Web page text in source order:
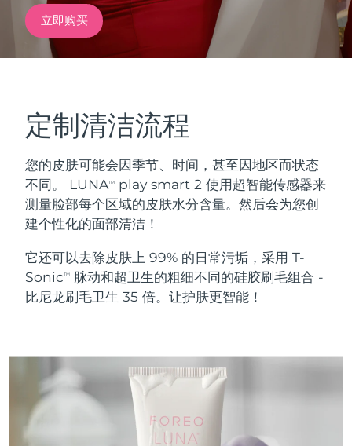
立即购买
定制清洁流程
您的皮肤可能会因季节、时间，甚至因地区而状态
不同。 LUNATM
play smart 2 使用超智能传感器来
测量脸部每个区域的皮肤水分含量。然后会为您创
建个性化的面部清洁！
它还可以去除皮肤上 99% 的日常污垢，采用 T-
SonicTM
脉动和超卫生的粗细不同的硅胶刷毛组合 -
比尼龙刷毛卫生 35 倍。让护肤更智能！
红光疗法
面部清洁
LUNA™ 4 套装
Anti-aging massage
LUNA™ 4 Plus
LUNA™ 4 Men
For men, anti-aging massage
紧致提拉
BEAR™ 2 套装
Microcurrent toning
BEAR™ 2 go
BEAR™ 2 eyes & lips
Microcurrent line smoothing device
补水保湿
UFO™ 3 套装
UFO™ 3 LED
Near-infrared and red light therapy
口腔护理
issa™ 4
issa™ 4 plus
Smart hybrid silicone sonic toothbrush
抗老 LED治疗
NEW
加拿大
奥地利
比利时 预计送达日期8/10/26
百慕大
波斯尼亚和黑塞哥维那 预计送达日期 8/13/26
文莱 预计送达日期
加拿大 预计送达日期
智利